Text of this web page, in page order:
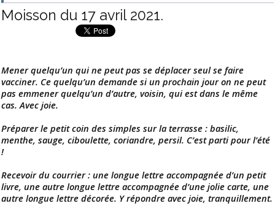
Moisson du 17 avril 2021.
Mener quelqu’un qui ne peut pas se déplacer seul se faire
vacciner. Ce quelqu’un demande si un prochain jour on ne peut
pas emmener quelqu’un d’autre, voisin, qui est dans le même
cas. Avec joie.
Préparer le petit coin des simples sur la terrasse : basilic,
menthe, sauge, ciboulette, coriandre, persil. C’est parti pour l’été
!
Recevoir du courrier : une longue lettre accompagnée d’un petit
livre, une autre longue lettre accompagnée d’une jolie carte, une
autre longue lettre décorée. Y répondre avec joie, tranquillement.